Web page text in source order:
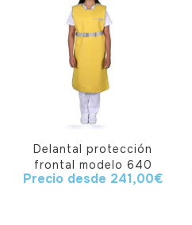
Delantal protección
frontal modelo 640
Precio desde 241,00€